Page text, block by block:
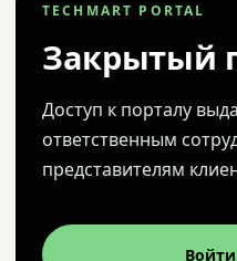
TECHMART PORTAL
Закрытый
Доступ к порталу
ответственным
представителям